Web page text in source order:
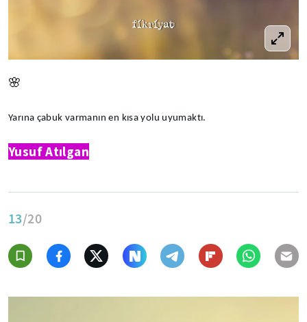
🌸
Yarına çabuk varmanın en kısa yolu uyumaktı.
Yusuf Atılgan
13/20